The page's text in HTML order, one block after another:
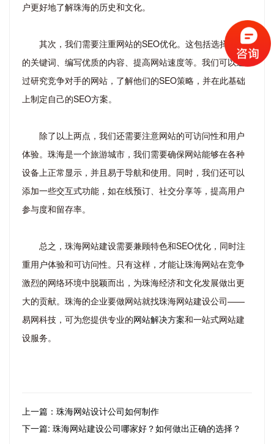
户更好地了解珠海的历史和文化。
其次，我们需要注重网站的SEO优化。这包括选择合适
的关键词、编写优质的内容、提高网站速度等。我们可以通
过研究竞争对手的网站，了解他们的SEO策略，并在此基础
上制定自己的SEO方案。
除了以上两点，我们还需要注意网站的可访问性和用户
体验。珠海是一个旅游城市，我们需要确保网站能够在各种
设备上正常显示，并且易于导航和使用。同时，我们还可以
添加一些交互式功能，如在线预订、社交分享等，提高用户
参与度和留存率。
总之，珠海网站建设需要兼顾特色和SEO优化，同时注
重用户体验和可访问性。只有这样，才能让珠海网站在竞争
激烈的网络环境中脱颖而出，为珠海经济和文化发展做出更
大的贡献。珠海的企业要做网站就找珠海网站建设公司——
易网科技，可为您提供专业的网站解决方案和一站式网站建
设服务。
上一篇：珠海网站设计公司如何制作
下一篇: 珠海网站建设公司哪家好？如何做出正确的选择？